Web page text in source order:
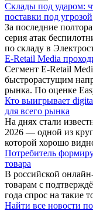
Склады под ударом:
поставки под угрозой
За последние
серия атак
по складу в
E-Retail Media
Сегмент E-Retail
быстрорастущим
рынка. По оценке
Кто выигрывает
для всего рынка
На днях стали
2026 — одной из
которой хорошо
Потребитель
товара
В российской
товарам с
года спрос на такие
Найти все новости